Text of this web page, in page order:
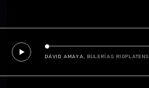
DAVID AMAYA , BULERÍAS